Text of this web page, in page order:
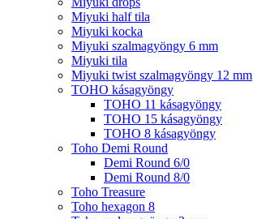
Miyuki half tila
Miyuki kocka
Miyuki szalmagyöngy 6 mm
Miyuki tila
Miyuki twist szalmagyöngy 12 mm
TOHO kásagyöngy
TOHO 11 kásagyöngy
TOHO 15 kásagyöngy
TOHO 8 kásagyöngy
Toho Demi Round
Demi Round 6/0
Demi Round 8/0
Toho Treasure
Toho hexagon 8